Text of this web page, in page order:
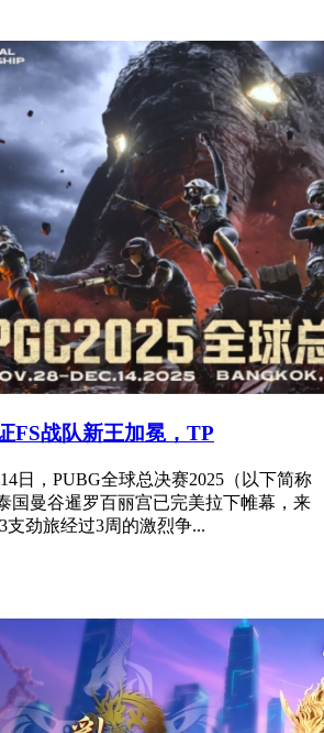
FS战队新王加冕，TP
日，PUBG全球总决赛2025（以下简称
国曼谷暹罗百丽宫已完美拉下帷幕，来
支劲旅经过3周的激烈争...